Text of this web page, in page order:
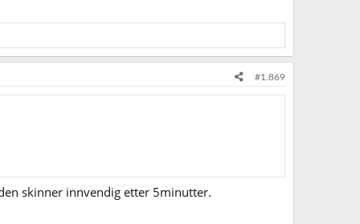
#1.869
skinner innvendig etter 5minutter.